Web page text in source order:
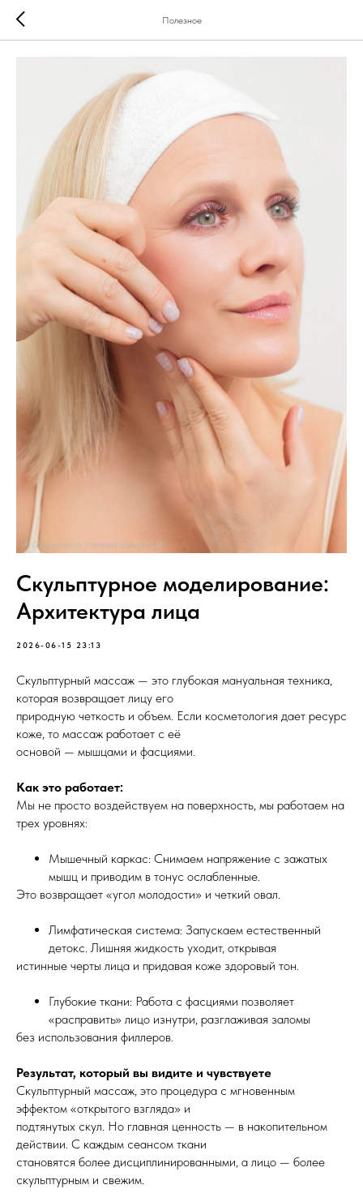
Полезное
Скульптурное моделирование:
Архитектура лица
2026-06-15 23:13
​Скульптурный массаж — это глубокая мануальная техника,
которая возвращает лицу его
природную четкость и объем. Если косметология дает ресурс
коже, то массаж работает с её
основой — мышцами и фасциями.
Как это работает:
​Мы не просто воздействуем на поверхность, мы работаем на
трех уровнях:
Мышечный каркас: Снимаем напряжение с зажатых
мышц и приводим в тонус ослабленные.
Это возвращает «угол молодости» и четкий овал.
Лимфатическая система: Запускаем естественный
детокс. Лишняя жидкость уходит, открывая
истинные черты лица и придавая коже здоровый тон.
Глубокие ткани: Работа с фасциями позволяет
«расправить» лицо изнутри, разглаживая заломы
без использования филлеров.
Результат, который вы видите и чувствуете
​Скульптурный массаж, это процедура с мгновенным
эффектом «открытого взгляда» и
подтянутых скул. Но главная ценность — в накопительном
действии. С каждым сеансом ткани
становятся более дисциплинированными, а лицо — более
скульптурным и свежим.